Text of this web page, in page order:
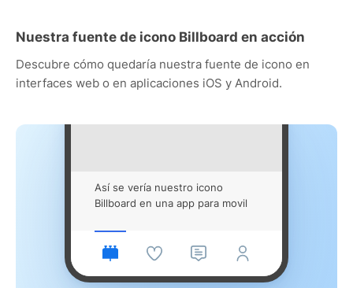
Nuestra fuente de icono Billboard en acción
Descubre cómo quedaría nuestra fuente de icono en
interfaces web o en aplicaciones iOS y Android.
Así se vería nuestro icono
Billboard en una app para movil